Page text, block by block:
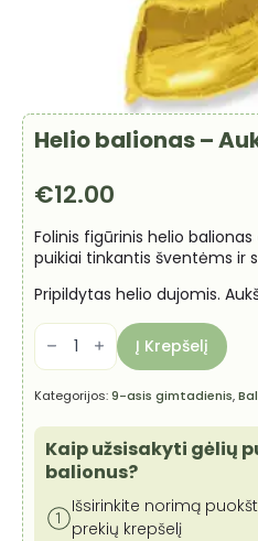
Helio balionas –
€12.00
Folinis figūrinis helio balionas
puikiai tinkantis šventėms ir
Pripildytas helio dujomis.
produkto
kiekis:
Helio
balionas
-
Auksinis
skaičius
9
Į Krepšelį
Kategorijos:9-asis gimtadienis,
Kaip užsisakyti gėlių
balionus?
Išsirinkite norimą
prekių krepšelį